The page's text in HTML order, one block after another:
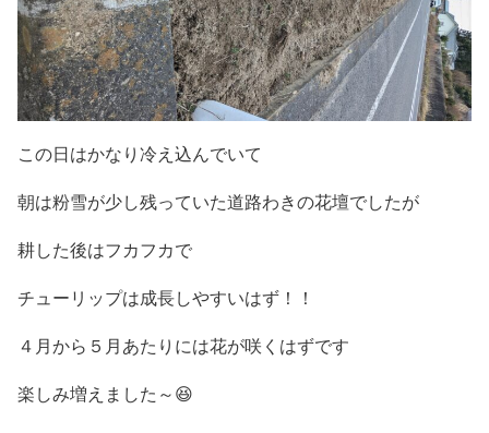
この日はかなり冷え込んでいて
朝は粉雪が少し残っていた道路わきの花壇でしたが
耕した後はフカフカで
チューリップは成長しやすいはず！！
４月から５月あたりには花が咲くはずです
楽しみ増えました～😆